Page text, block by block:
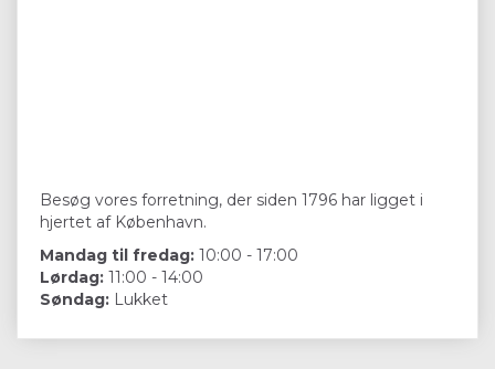
Besøg vores forretning, der siden 1796 har ligget i
hjertet af København.
Mandag til fredag: 10:00 - 17:00
Lørdag: 11:00 - 14:00
Søndag: Lukket